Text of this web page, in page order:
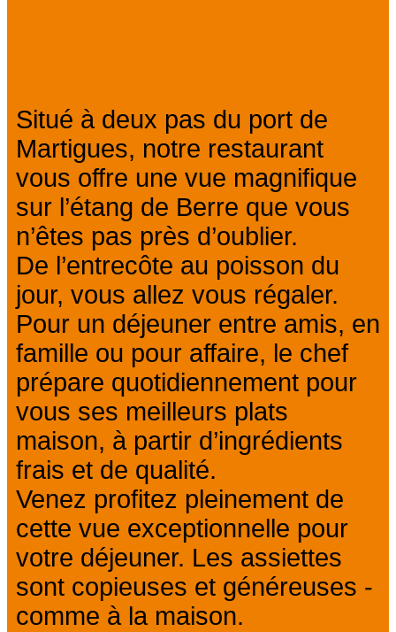
Situé à deux pas du port de
Martigues, notre restaurant
vous offre une vue magnifique
sur l’étang de Berre que vous
n’êtes pas près d’oublier.
De l’entrecôte au poisson du
jour, vous allez vous régaler.
Pour un déjeuner entre amis, en
famille ou pour affaire, le chef
prépare quotidiennement pour
vous ses meilleurs plats
maison, à partir d’ingrédients
frais et de qualité.
Venez profitez pleinement de
cette vue exceptionnelle pour
votre déjeuner. Les assiettes
sont copieuses et généreuses -
comme à la maison.